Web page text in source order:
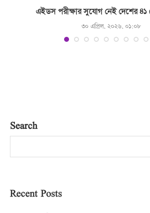
এইডস পরীক্ষার সুযোগ নেই দেশের ৪১
৩০ এপ্রিল, ২০২৬, ০১:০৮
Search
Recent Posts